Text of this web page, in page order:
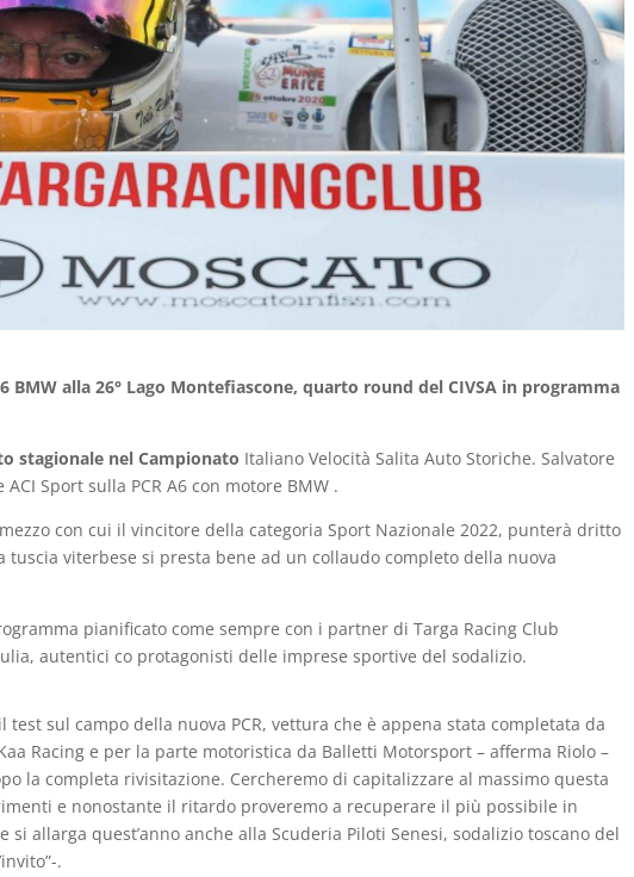
BMW alla 26° Lago Montefiascone, quarto round del CIVSA in programma
stagionale nel Campionato Italiano Velocità Salita Auto Storiche. Salvatore
Sport sulla PCR A6 con motore BMW .
con cui il vincitore della categoria Sport Nazionale 2022, punterà dritto
viterbese si presta bene ad un collaudo completo della nuova
pianificato come sempre con i partner di Targa Racing Club
autentici co protagonisti delle imprese sportive del sodalizio.
sul campo della nuova PCR, vettura che è appena stata completata da
Racing e per la parte motoristica da Balletti Motorsport – afferma Riolo –
la completa rivisitazione. Cercheremo di capitalizzare al massimo questa
e nonostante il ritardo proveremo a recuperare il più possibile in
si allarga quest’anno anche alla Scuderia Piloti Senesi, sodalizio toscano del
.